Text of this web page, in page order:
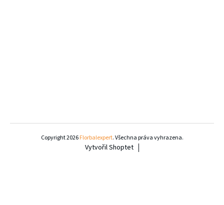
Vytvořil Shoptet
Copyright 2026Florbalexpert. Všechna práva vyhrazena.